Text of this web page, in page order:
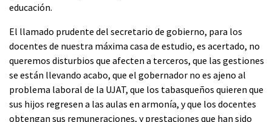
educación.
El llamado prudente del secretario de gobierno, para los
docentes de nuestra máxima casa de estudio, es acertado, no
queremos disturbios que afecten a terceros, que las gestiones
se están llevando acabo, que el gobernador no es ajeno al
problema laboral de la UJAT, que los tabasqueños quieren que
sus hijos regresen a las aulas en armonía, y que los docentes
obtengan sus remuneraciones, y prestaciones que han sido